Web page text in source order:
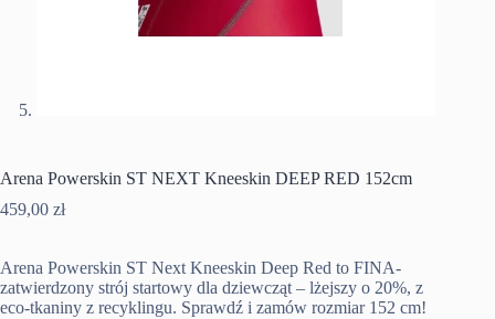
Arena Powerskin ST NEXT Kneeskin DEEP RED 152cm
459,00 zł
Arena Powerskin ST Next Kneeskin Deep Red to FINA-
zatwierdzony strój startowy dla dziewcząt – lżejszy o 20%, z
eco-tkaniny z recyklingu. Sprawdź i zamów rozmiar 152 cm!